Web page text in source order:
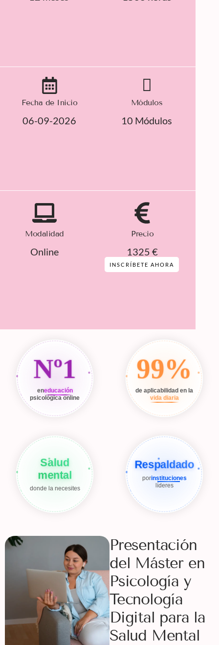
Fecha de Inicio
06-09-2026
Módulos
10 Módulos
Modalidad
Online
Precio
1325 €
INSCRÍBETE AHORA
Nº1
eneducación
psicológica online
99%
de aplicabilidad en la
vida diaria
Salud
mental
donde la necesites
Respaldado
porinstituciones
líderes
Presentación
del Máster en
Psicología y
Tecnología
Digital para la
Salud Mental